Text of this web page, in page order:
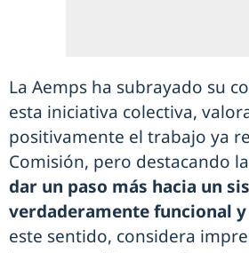
La Aemps ha subrayado su
esta iniciativa colectiva,
positivamente el trabajo ya
Comisión, pero destacando la
dar un paso más hacia un
verdaderamente funcional
este sentido, considera